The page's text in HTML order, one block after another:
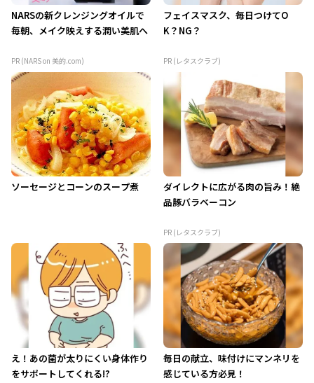
NARSの新クレンジングオイルで
毎朝、メイク映えする潤い美肌へ
PR (NARS on 美的.com)
フェイスマスク、毎日つけてO
K？NG？
PR (レタスクラブ)
ソーセージとコーンのスープ煮
ダイレクトに広がる肉の旨み！絶
品豚バラベーコン
PR (レタスクラブ)
え！あの菌が太りにくい身体作り
をサポートしてくれる!?
毎日の献立、味付けにマンネリを
感じている方必見！